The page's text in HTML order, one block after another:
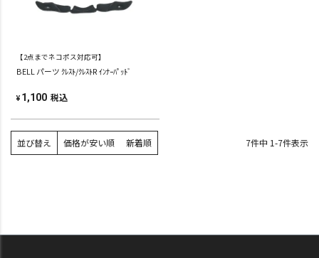
【2点までネコポス対応可】
BELL パーツ ｸﾚｽﾄ/ｸﾚｽﾄR ｲﾝﾅｰﾊﾟｯﾄﾞ
¥ 1,100 税込
並び替え 価格が安い順 新着順 7件中 1-7件表示